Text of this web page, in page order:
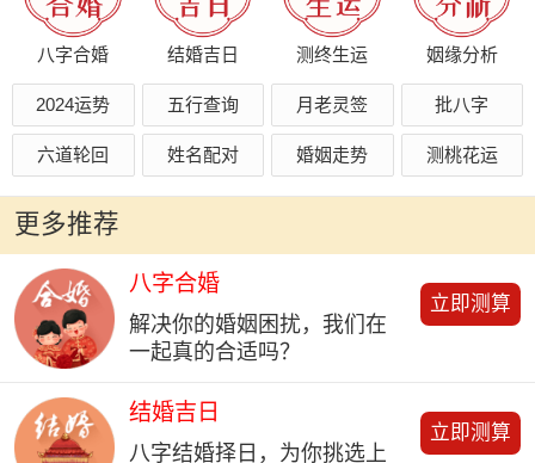
八字合婚 结婚吉日 测终生运 姻缘分析
2024运势 五行查询 月老灵签 批八字
六道轮回 姓名配对 婚姻走势 测桃花运
更多推荐
八字合婚
解决你的婚姻困扰，我们在
一起真的合适吗？
立即测算
结婚吉日
八字结婚择日，为你挑选上
立即测算